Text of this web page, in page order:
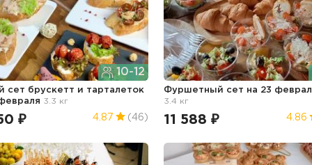
10-12
сет брускетт и тарталеток
3.3 кг
₽ 4.87 (46)
Фуршетный сет на 23
3.4 кг
11 588 ₽ 4.86